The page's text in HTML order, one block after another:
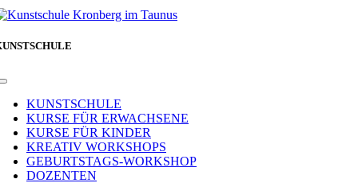
Toggle
NavigationKUNSTSCHULE
KURSE FÜR ERWACHSENE
KURSE FÜR KINDER
KREATIV WORKSHOPS
GEBURTSTAGS-WORKSHOP
DOZENTEN